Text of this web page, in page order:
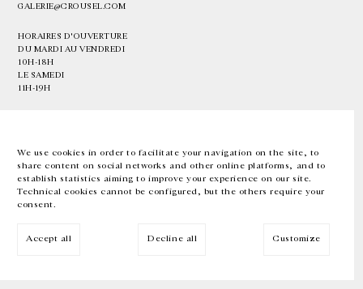
We use cookies in order to facilitate your navigation on the site, to
share content on social networks and other online platforms, and to
establish statistics aiming to improve your experience on our site.
Technical cookies cannot be configured, but the others require your
consent.
Accept all Decline all Customize
GALERIE@CROUSEL.COM
HORAIRES D'OUVERTURE
DU MARDI AU VENDREDI
10H-18H
LE SAMEDI
11H-19H
EN FR 中文 Facebook Instagram
Inscrivez-vous à notre newsletter